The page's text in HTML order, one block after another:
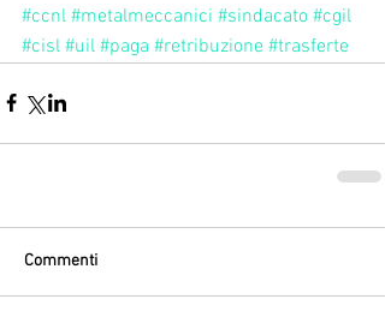
#ccnl #metalmeccanici #sindacato #cgil
#cisl #uil #paga #retribuzione #trasferte
Commenti